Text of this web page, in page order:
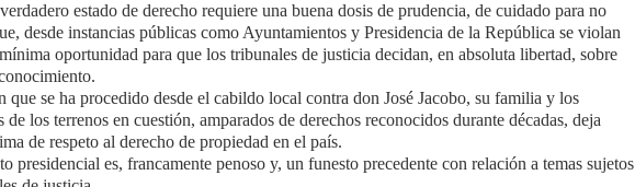
estado de derecho requiere una buena dosis de prudencia, de cuidado para no
desde instancias públicas como Ayuntamientos y Presidencia de la República se violan
oportunidad para que los tribunales de justicia decidan, en absoluta libertad, sobre
que se ha procedido desde el cabildo local contra don José Jacobo, su familia y los
de los terrenos en cuestión, amparados de derechos reconocidos durante décadas, deja
de respeto al derecho de propiedad en el país.
presidencial es, francamente penoso y, un funesto precedente con relación a temas sujetos